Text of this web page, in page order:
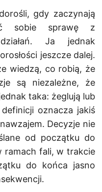
gdy zaczynają
sobie sprawę z
Ja jednak
jeszcze dalej.
wiedzą, co robią, że
są niezależne, że
taka: żeglują lub
oznacza jakiś
Decyzje nie
od początku do
ramach fali, w trakcie
do końca jasno